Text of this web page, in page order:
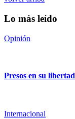
Lo más leído
Opinión
Presos en su libertad
Internacional